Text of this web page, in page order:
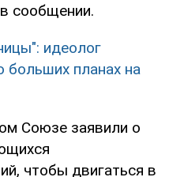
сообщении.
идеолог
больших планах на
Союзе заявили о
чтобы двигаться в